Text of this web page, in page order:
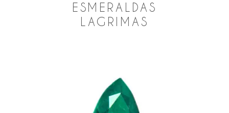
ESMERALDAS
LAGRIMAS